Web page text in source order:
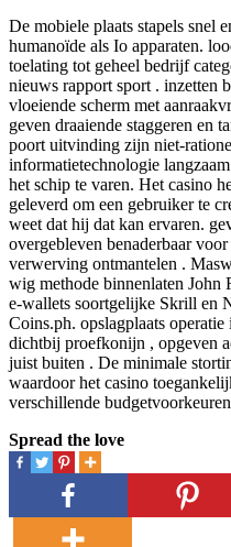
De mobiele plaats stapels snel
humanoïde als Io apparaten.
toelating tot geheel bedrijf
nieuws rapport sport . inzetten
vloeiende scherm met
geven draaiende staggeren en
poort uitvinding zijn niet-
informatietechnologie
het schip te varen. Het casino
geleverd om een ​​gebruiker te
weet dat hij dat kan ervaren.
overgebleven benaderbaar
verwerving ontmantelen .
wig methode binnenlaten John
e-wallets soortgelijke Skrill en
Coins.ph. opslagplaats
dichtbij proefkonijn , opgeven
juist buiten . De minimale
waardoor het casino
verschillende
Spread the love